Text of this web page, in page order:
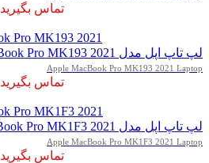
تماس بگیرید
لپ تاپ اپل مدل MacBook Pro MK193 2021
Apple MacBook Pro MK193 2021 Laptop
تماس بگیرید
لپ تاپ اپل مدل MacBook Pro MK1F3 2021
Apple MacBook Pro MK1F3 2021 Laptop
تماس بگیرید